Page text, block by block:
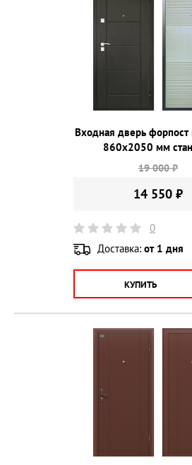
Входная дверь
860х2050 мм
19 000 ₽
14 550 ₽
0
Доставка: от 1 дня
КУПИТЬ